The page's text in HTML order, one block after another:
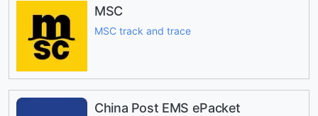
MSC
MSC track and trace
China Post EMS ePacket